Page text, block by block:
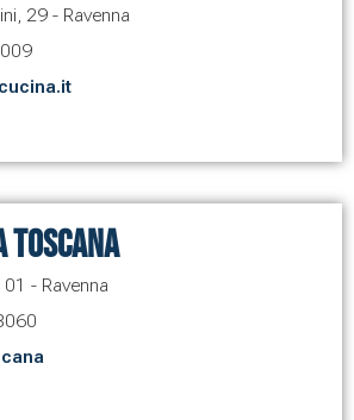
29 - Ravenna
Toscana
- Ravenna